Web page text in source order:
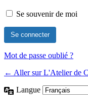
Se souvenir de moi
Mot de passe oublié ?
← Aller sur L'Atelier de
Langue